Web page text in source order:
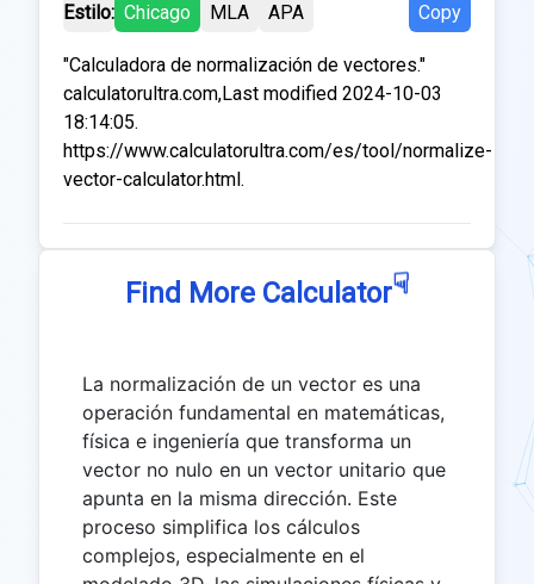
Estilo: Chicago MLA APA Copy
"Calculadora de normalización de vectores."
calculatorultra.com,Last modified 2024-10-03
18:14:05.
https://www.calculatorultra.com/es/tool/normalize-
vector-calculator.html.
Find More Calculator☟
La normalización de un vector es una
operación fundamental en matemáticas,
física e ingeniería que transforma un
vector no nulo en un vector unitario que
apunta en la misma dirección. Este
proceso simplifica los cálculos
complejos, especialmente en el